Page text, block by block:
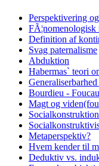
Perspektivering
Definition af
Svag paternalisme
Abduktion
Habermas` teori
Bourdieu -
Magt og
Metaperspektiv?
Hvem kender til
Deduktiv vs.